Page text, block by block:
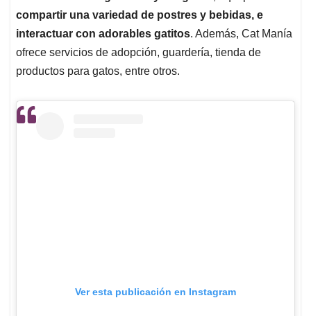
compartir una variedad de postres y bebidas, e
interactuar con adorables gatitos. Además, Cat Manía
ofrece servicios de adopción, guardería, tienda de
productos para gatos, entre otros.
Ver esta publicación en Instagram